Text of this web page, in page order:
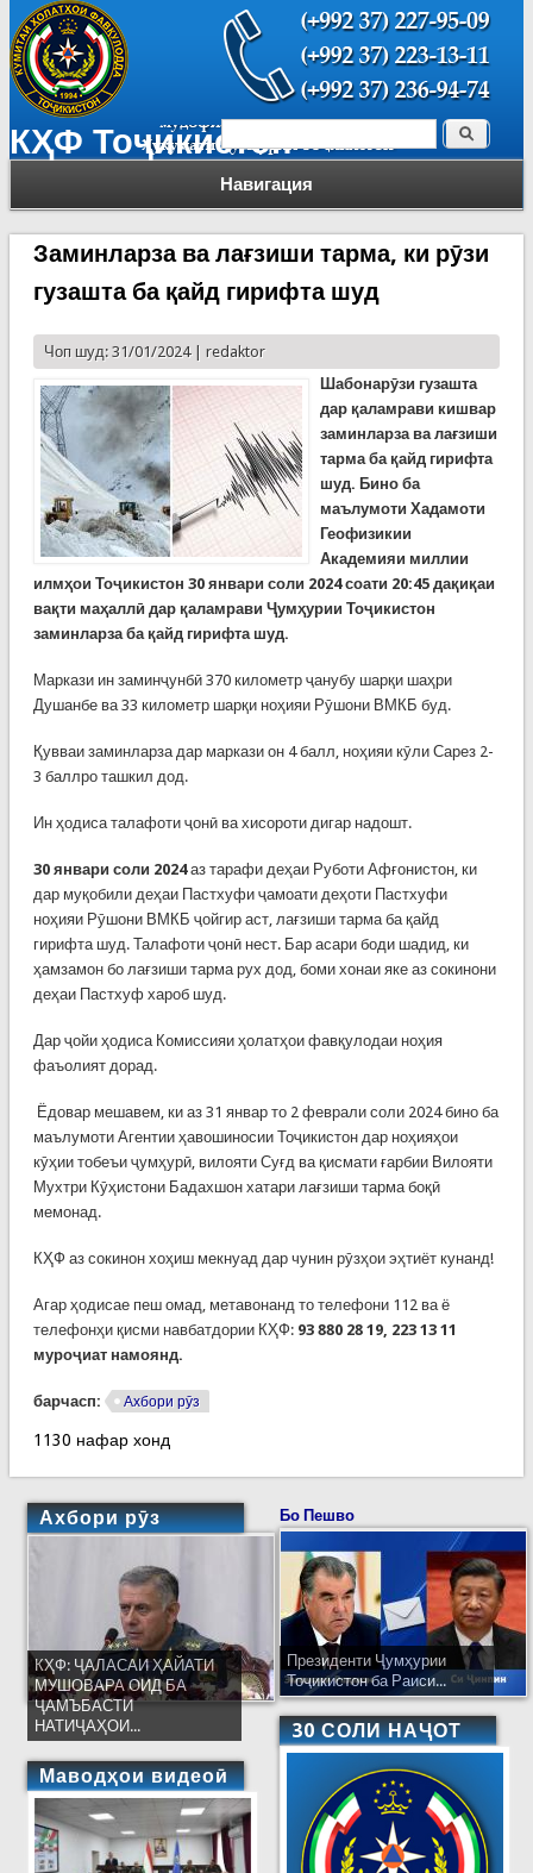
КҲФ Тоҷикистон
Навигация
Форма поиска Поиск
Заминларза ва лағзиши тарма, ки рӯзи
гузашта ба қайд гирифта шуд
Чоп шуд: 31/01/2024 | redaktor
Шабонарӯзи гузашта
дар қаламрави кишвар
заминларза ва лағзиши
тарма ба қайд гирифта
шуд. Бино ба
маълумоти Хадамоти
Геофизикии
Академияи миллии
илмҳои Тоҷикистон 30 январи соли 2024 соати 20:45 дақиқаи
вақти маҳаллӣ дар қаламрави Ҷумҳурии Тоҷикистон
заминларза ба қайд гирифта шуд.
Маркази ин заминҷунбӣ 370 километр ҷанубу шарқи шаҳри
Душанбе ва 33 километр шарқи ноҳияи Рӯшони ВМКБ буд.
Қувваи заминларза дар маркази он 4 балл, ноҳияи кӯли Сарез 2-
3 баллро ташкил дод.
Ин ҳодиса талафоти ҷонӣ ва хисороти дигар надошт.
30 январи соли 2024аз тарафи деҳаи Руботи Афғонистон, ки
дар муқобили деҳаи Пастхуфи ҷамоати деҳоти Пастхуфи
ноҳияи Рӯшони ВМКБ ҷойгир аст, лағзиши тарма ба қайд
гирифта шуд. Талафоти ҷонӣ нест. Бар асари боди шадид, ки
ҳамзамон бо лағзиши тарма рух дод, боми хонаи яке аз сокинони
деҳаи Пастхуф хароб шуд.
Дар ҷойи ҳодиса Комиссияи ҳолатҳои фавқулодаи ноҳия
фаъолият дорад.
Ёдовар мешавем, ки аз 31 январ то 2 феврали соли 2024 бино ба
маълумоти Агентии ҳавошиносии Тоҷикистон дар ноҳияҳои
кӯҳии тобеъи ҷумҳурӣ, вилояти Суғд ва қисмати ғарбии Вилояти
Мухтри Кӯҳистони Бадахшон хатари лағзиши тарма боқӣ
мемонад.
КҲФ аз сокинон хоҳиш мекнуад дар чунин рӯзҳои эҳтиёт кунанд!
Агар ҳодисае пеш омад, метавонанд то телефони 112 ва ё
телефонҳи қисми навбатдории КҲФ: 93 880 28 19, 223 13 11
муроҷиат намоянд.
барчасп: Ахбори рӯз
1130 нафар хонд
Ахбори рӯз
КҲФ: ҶАЛАСАИ ҲАЙАТИ
МУШОВАРА ОИД БА
ҶАМЪБАСТИ
НАТИҶАҲОИ...
Маводҳои видеоӣ
Бо Пешво
Президенти Ҷумҳурии
Тоҷикистон ба Раиси...
30 СОЛИ НАҶОТ